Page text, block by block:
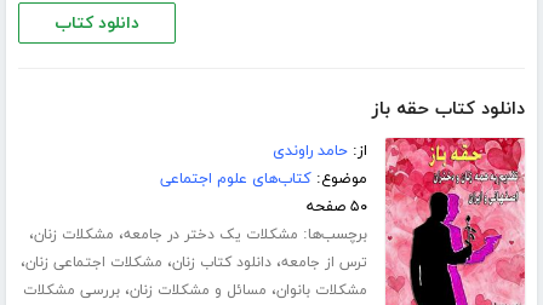
دانلود کتاب
دانلود کتاب حقه باز
از:حامد راوندی
موضوع:کتاب‌های علوم اجتماعی
۵۰ صفحه
برچسب‌ها: مشکلات یک دختر در جامعه، مشکلات زنان،
ترس از جامعه،دانلود کتاب زنان، مشکلات اجتماعی زنان،
مشکلات بانوان، مسائل و مشکلات زنان،بررسی مشکلات